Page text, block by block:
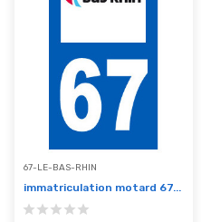
67-LE-BAS-RHIN
immatriculation motard 67...